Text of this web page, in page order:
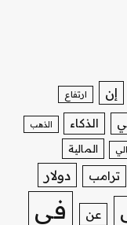
إن ارتفاع
الذكاء الذهب
المالية
ترامب دولار
عن في